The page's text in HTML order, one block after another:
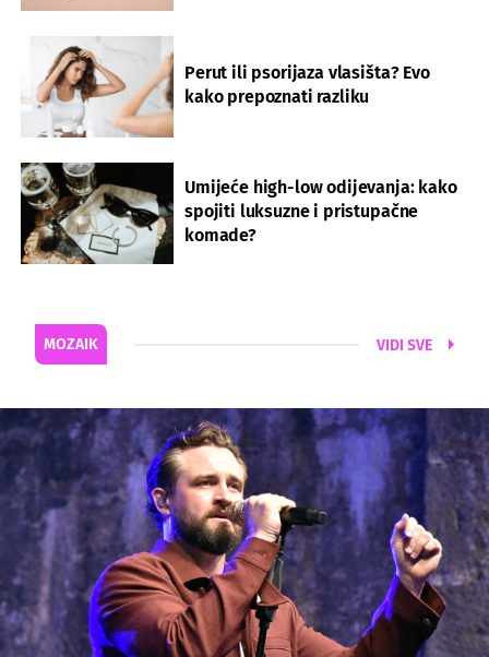
Perut ili psorijaza vlasišta? Evo
kako prepoznati razliku
Umijeće high-low odijevanja: kako
spojiti luksuzne i pristupačne
komade?
MOZAIK VIDI SVE